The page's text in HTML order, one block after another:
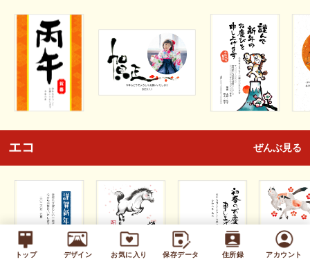
トップ デザイン お気に入り 保存データ 住所録 アカウント
エコ ぜんぶ見る